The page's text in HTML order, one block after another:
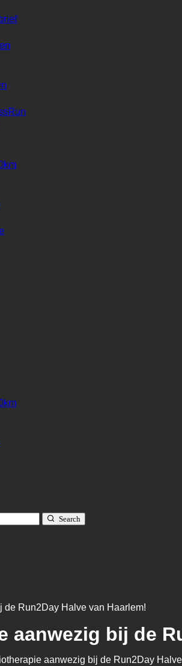
Search
de Run2Day Halve van Haarlem!
aanwezig bij de
aanwezig bij de Run2Day